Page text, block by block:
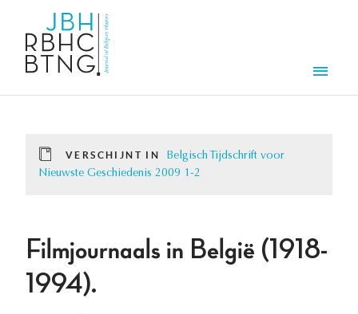
VERSCHIJNT IN
Belgisch Tijdschrift voor
Nieuwste Geschiedenis 2009 1-2
Filmjournaals in België (1918-
1994).